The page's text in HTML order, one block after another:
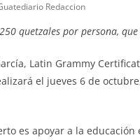
Redaccion
quetzales por persona,
Latin Grammy
el jueves 6 de
es apoyar a la